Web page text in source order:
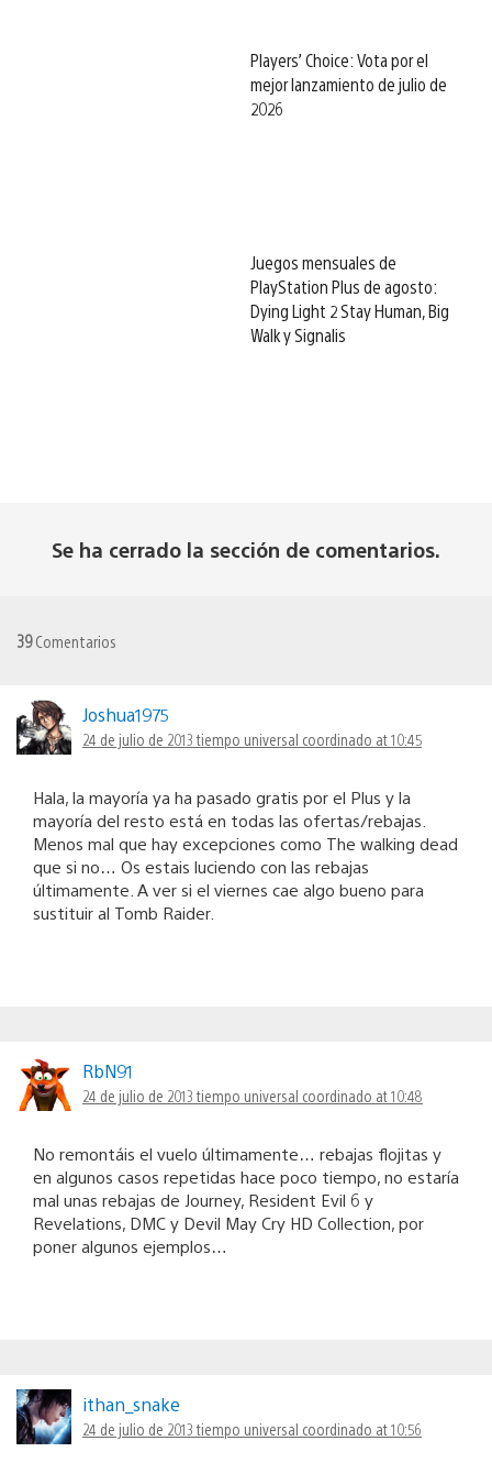
Players’ Choice: Vota por el
mejor lanzamiento de julio de
2026
Juegos mensuales de
PlayStation Plus de agosto:
Dying Light 2 Stay Human, Big
Walk y Signalis
Se ha cerrado la sección de comentarios.
39Comentarios
Joshua1975
24 de julio de 2013 tiempo universal coordinado at 10:45
Hala, la mayoría ya ha pasado gratis por el Plus y la
mayoría del resto está en todas las ofertas/rebajas.
Menos mal que hay excepciones como The walking dead
que si no… Os estais luciendo con las rebajas
últimamente. A ver si el viernes cae algo bueno para
sustituir al Tomb Raider.
RbN91
24 de julio de 2013 tiempo universal coordinado at 10:48
No remontáis el vuelo últimamente… rebajas flojitas y
en algunos casos repetidas hace poco tiempo, no estaría
mal unas rebajas de Journey, Resident Evil 6 y
Revelations, DMC y Devil May Cry HD Collection, por
poner algunos ejemplos…
ithan_snake
24 de julio de 2013 tiempo universal coordinado at 10:56